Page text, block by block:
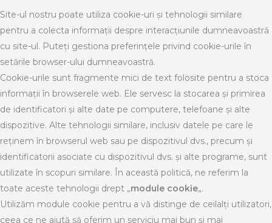
Site-ul nostru poate utiliza cookie-uri și tehnologii similare
pentru a colecta informații despre interacțiunile dumneavoastră
cu site-ul. Puteți gestiona preferințele privind cookie-urile în
setările browser-ului dumneavoastră.
Cookie-urile sunt fragmente mici de text folosite pentru a stoca
informații în browserele web. Ele servesc la stocarea și primirea
de identificatori și alte date pe computere, telefoane și alte
dispozitive. Alte tehnologii similare, inclusiv datele pe care le
reținem în browserul web sau pe dispozitivul dvs., precum și
identificatorii asociate cu dispozitivul dvs. și alte programe, sunt
utilizate în scopuri similare. În această politică, ne referim la
toate aceste tehnologii drept „module cookie„.
Utilizăm module cookie pentru a vă distinge de ceilalți utilizatori,
ceea ce ne ajută să oferim un serviciu mai bun și mai